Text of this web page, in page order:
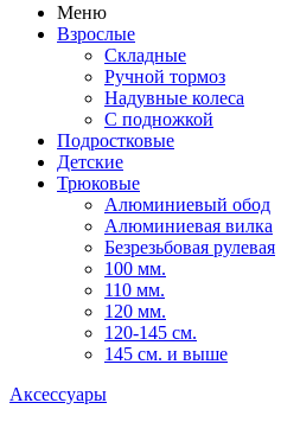
Меню
Взрослые
Складные
Ручной тормоз
Надувные колеса
С подножкой
Подростковые
Детские
Трюковые
Алюминиевый обод
Алюминиевая вилка
Безрезьбовая рулевая
100 мм.
110 мм.
120 мм.
120-145 см.
145 см. и выше
Аксессуары